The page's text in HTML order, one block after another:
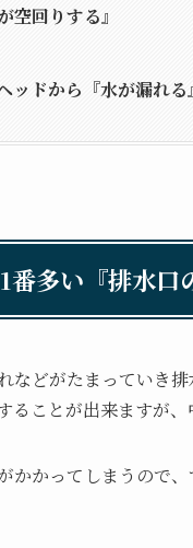
空回りする』
ッドから『水が漏れる』
多い『排水口
などがたまっていき
ことが出来ますが、
かかってしまうので